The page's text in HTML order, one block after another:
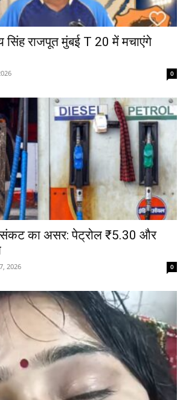
सिंह राजपूत मुंबई T 20 में मचाएंगे
0
संकट का असर: पेट्रोल ₹5.30 और
2026 0